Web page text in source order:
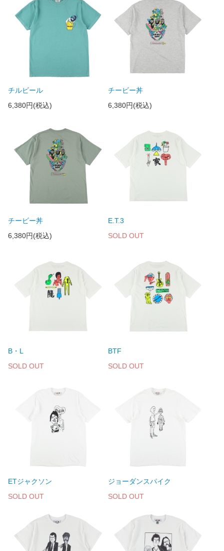
チルビール
6,380円(税込)
チービー丼
6,380円(税込)
チービー丼
6,380円(税込)
E.T.3
SOLD OUT
B・L
SOLD OUT
BTF
SOLD OUT
ETジャクソン
SOLD OUT
ジョーダンスパイク
SOLD OUT